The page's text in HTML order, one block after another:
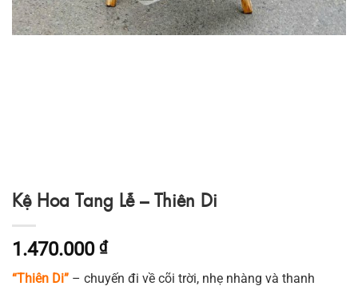
Kệ Hoa Tang Lễ – Thiên Di
1.470.000 ₫
“Thiên Di” – chuyến đi về cõi trời, nhẹ nhàng và thanh